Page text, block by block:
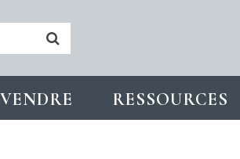
VENDRE RESSOURCES